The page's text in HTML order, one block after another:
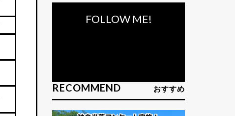
FOLLOW ME!
RECOMMEND おすすめ